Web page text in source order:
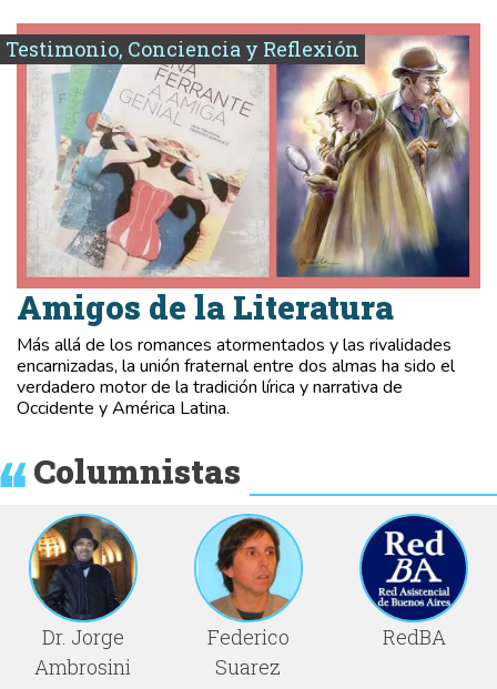
Testimonio, Conciencia y Reflexión
Amigos de la Literatura
Más allá de los romances atormentados y las rivalidades
encarnizadas, la unión fraternal entre dos almas ha sido el
verdadero motor de la tradición lírica y narrativa de
Occidente y América Latina.
Columnistas
Dr. Jorge
Ambrosini
Federico
Suarez
RedBA